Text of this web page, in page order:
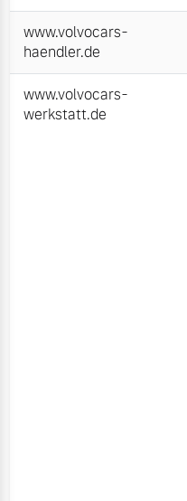
www.volvocars-
haendler.de
www.volvocars-
werkstatt.de